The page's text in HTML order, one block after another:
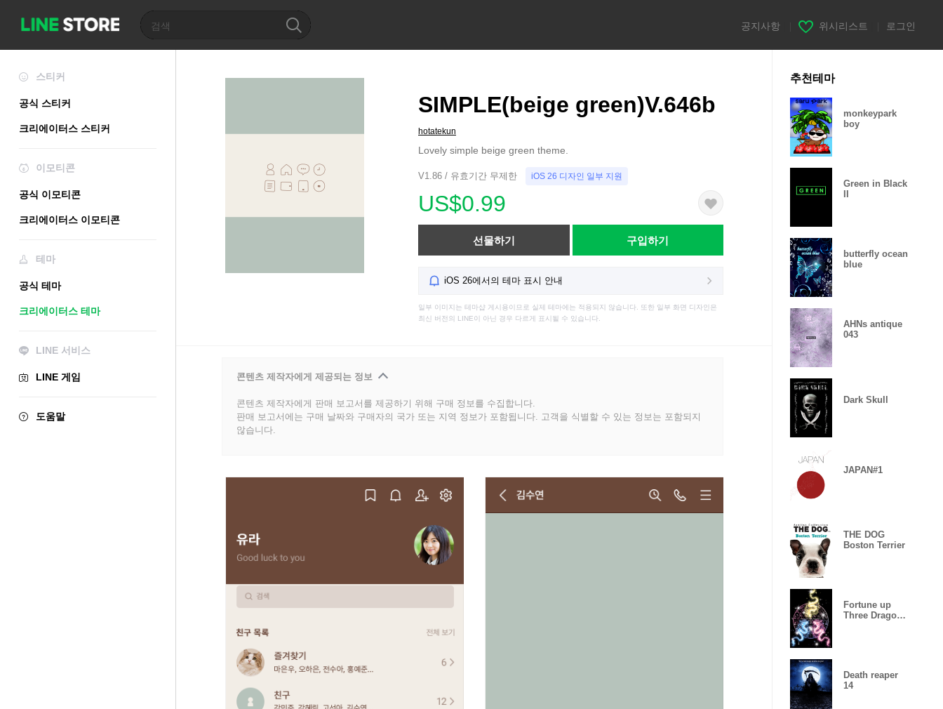
공지사항 위시리스트 로그인
스티커
공식 스티커
크리에이터스 스티커
이모티콘
공식 이모티콘
크리에이터스 이모티콘
테마
공식 테마
크리에이터스 테마
LINE 서비스
LINE 게임
도움말
SIMPLE(beige green)V.646b
hotatekun
Lovely simple beige green theme.
V1.86 / 유효기간 무제한 iOS 26 디자인 일부 지원
US$0.99
선물하기 구입하기
iOS 26에서의 테마 표시 안내
일부 이미지는 테마샵 게시용이므로 실제 테마에는 적용되지 않습니다. 또한 일부 화면 디자인은
최신 버전의 LINE이 아닌 경우 다르게 표시될 수 있습니다.
콘텐츠 제작자에게 제공되는 정보
콘텐츠 제작자에게 판매 보고서를 제공하기 위해 구매 정보를 수집합니다.
판매 보고서에는 구매 날짜와 구매자의 국가 또는 지역 정보가 포함됩니다. 고객을 식별할 수 있는 정보는 포함되지
않습니다.
추천테마
monkeypark
boy
Green in Black
butterfly ocean
blue
AHNs antique
043
Dark Skull
JAPAN#1
THE DOG
Boston Terrier
Fortune up
Three Dragon
Death reaper
14